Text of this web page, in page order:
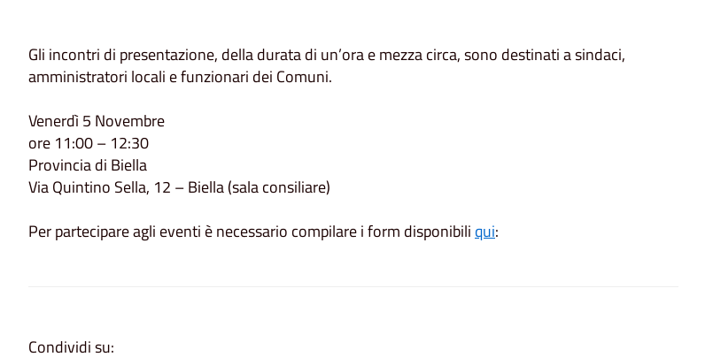
Gli incontri di presentazione, della durata di un’ora e mezza circa, sono destinati a sindaci,
amministratori locali e funzionari dei Comuni.
Venerdì 5 Novembre
ore 11:00 – 12:30
Provincia di Biella
Via Quintino Sella, 12 – Biella (sala consiliare)
Per partecipare agli eventi è necessario compilare i form disponibili qui:
Condividi su: